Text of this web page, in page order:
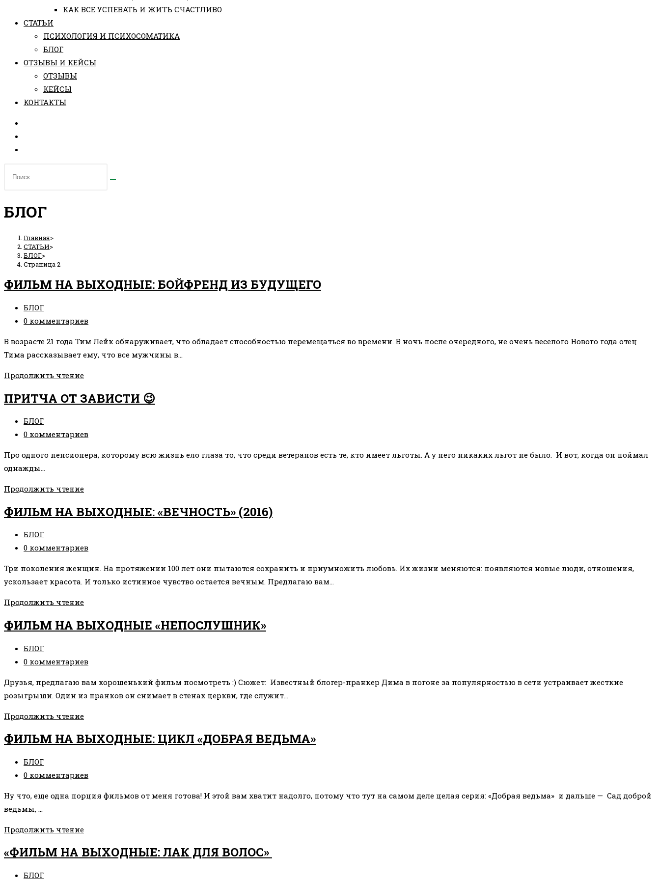
КАК ВСЕ УСПЕВАТЬ И ЖИТЬ СЧАСТЛИВО
СТАТЬИ
ПCИХОЛОГИЯ И ПСИХОСОМАТИКА
БЛОГ
ОТЗЫВЫ И КЕЙСЫ
ОТЗЫВЫ
КЕЙСЫ
КОНТАКТЫ
БЛОГ
Главная>
СТАТЬИ>
БЛОГ>
Страница 2
ФИЛЬМ НА ВЫХОДНЫЕ: БОЙФРЕНД ИЗ БУДУЩЕГО
Рубрика
записи:
БЛОГ
Комментарии
записи:
0 комментариев
В возрасте 21 года Тим Лейк обнаруживает, что обладает способностью перемещаться во времени. В ночь после очередного, не очень веселого Нового года отец
Тима рассказывает ему, что все мужчины в…
Продолжить чтениеФИЛЬМ
ВЫХОДНЫЕ:
БУДУЩЕГО
ПРИТЧА ОТ ЗАВИСТИ 😉
Рубрика
записи:
БЛОГ
Комментарии
записи:
0 комментариев
Про одного пенсионера, которому всю жизнь ело глаза то, что среди ветеранов есть те, кто имеет льготы. А у него никаких льгот не было. И вот, когда он поймал
однажды…
Продолжить чтениеПРИТЧА
ЗАВИСТИ
ФИЛЬМ НА ВЫХОДНЫЕ: «ВЕЧНОСТЬ» (2016)
Рубрика
записи:
БЛОГ
Комментарии
записи:
0 комментариев
Три поколения женщин. На протяжении 100 лет они пытаются сохранить и приумножить любовь. Их жизни меняются: появляются новые люди, отношения,
ускользает красота. И только истинное чувство остается вечным. Предлагаю вам…
Продолжить чтениеФИЛЬМ
ВЫХОДНЫЕ:
ФИЛЬМ НА ВЫХОДНЫЕ «НЕПОСЛУШНИК»
Рубрика
записи:
БЛОГ
Комментарии
записи:
0 комментариев
Друзья, предлагаю вам хорошенький фильм посмотреть :) Сюжет: Известный блогер-пранкер Дима в погоне за популярностью в сети устраивает жесткие
розыгрыши. Один из пранков он снимает в стенах церкви, где служит…
Продолжить чтениеФИЛЬМ
ВЫХОДНЫЕ
ФИЛЬМ НА ВЫХОДНЫЕ: ЦИКЛ «ДОБРАЯ ВЕДЬМА»
Рубрика
записи:
БЛОГ
Комментарии
записи:
0 комментариев
Ну что, еще одна порция фильмов от меня готова! И этой вам хватит надолго, потому что тут на самом деле целая серия: «Добрая ведьма» и дальше — Сад доброй
ведьмы, …
Продолжить чтениеФИЛЬМ
ВЫХОДНЫЕ:
«ФИЛЬМ НА ВЫХОДНЫЕ: ЛАК ДЛЯ ВОЛОС»
Рубрика
БЛОГ